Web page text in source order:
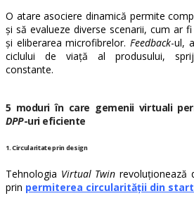
O atare asociere dinamică permite
și să evalueze diverse scenarii, cum ar
și eliberarea microfibrelor. Feedback-ul,
ciclului de viață al produsului,
constante.
5 moduri în care gemenii virtuali
DPP-uri eficiente
1. Circularitate prin design
Tehnologia Virtual Twin revoluționează
prin permiterea circularității din start